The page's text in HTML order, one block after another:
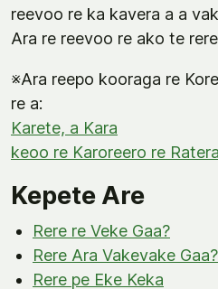
reevoo re ka kavera a a
Ara re reevoo re ako te
※Ara reepo kooraga re
re a:
Karete, a Kara
keoo re Karoreero re Ratera
Kepete Are
Rere re Veke Gaa?
Rere Ara Vakevake Gaa?
Rere pe Eke Keka